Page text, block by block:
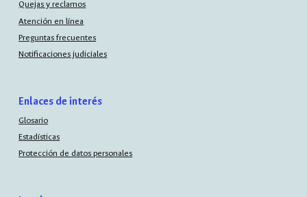
Quejas y reclamos
Atención en línea
Preguntas frecuentes
Notificaciones judiciales
Enlaces de interés
Glosario
Estadísticas
Protección de datos personales